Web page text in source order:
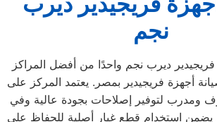
نجم
ديرب نجم واحدًا من أفضل المراكز
أجهزة فريجيدير بمصر. يعتمد المركز على
ومدرب لتوفير إصلاحات بجودة عالية وفي
استخدام قطع غيار أصلية للحفاظ على